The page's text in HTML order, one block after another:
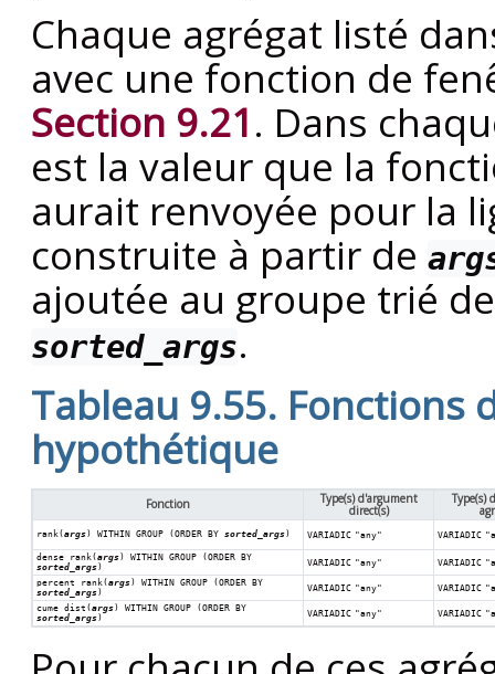
Chaque agrégat listé
avec une fonction de
Section 9.21. Dans
est la valeur que la
aurait renvoyée pour la
construite à partir de
ajoutée au groupe trié
sorted_args.
Tableau 9.55. Fonctions
hypothétique
Fonction Type(s) d'argument
direct(s)
Type(s)
rank(args) WITHIN GROUP (ORDER BY sorted_args) VARIADIC "any" VARIADIC
dense_rank(args) WITHIN GROUP (ORDER BY
sorted_args) VARIADIC "any" VARIADIC
percent_rank(args) WITHIN GROUP (ORDER BY
sorted_args) VARIADIC "any" VARIADIC
cume_dist(args) WITHIN GROUP (ORDER BY
sorted_args) VARIADIC "any" VARIADIC